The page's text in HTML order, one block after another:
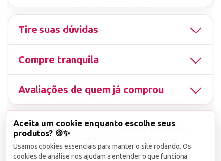
Tire suas dúvidas
Compre tranquila
Avaliações de quem já comprou
▤ CNPJ13.851.519/0001-25
de imagens ou conteúdos deste site é proibido e
viola a Lei de Direitos Autorais nº 9.610/98.
Aceita um cookie enquanto escolhe seus
produtos? 🍪✨
Usamos cookies essenciais para manter o site rodando. Os
cookies de análise nos ajudam a entender o que funciona